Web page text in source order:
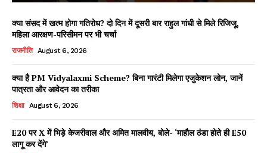
क्या संसद में खत्म होगा गतिरोध? दो दिन में दूसरी बार राहुल गांधी से मिले रिजिजू,
महिला आरक्षण-परिसीमन पर भी चर्चा
राजनीति August 6, 2026
क्या है PM Vidyalaxmi Scheme? बिना गारंटी मिलेगा एजुकेशन लोन, जानें
पात्रता और आवेदन का तरीका
शिक्षा August 6, 2026
E20 पर X में भिड़े केजरीवाल और अमित मालवीय, बोले- ‘माहौल ठंडा होते ही E50
लागू कर देंगे’